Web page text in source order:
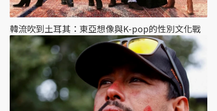
韓流吹到土耳其：東亞想像與K-pop的性別文化戰